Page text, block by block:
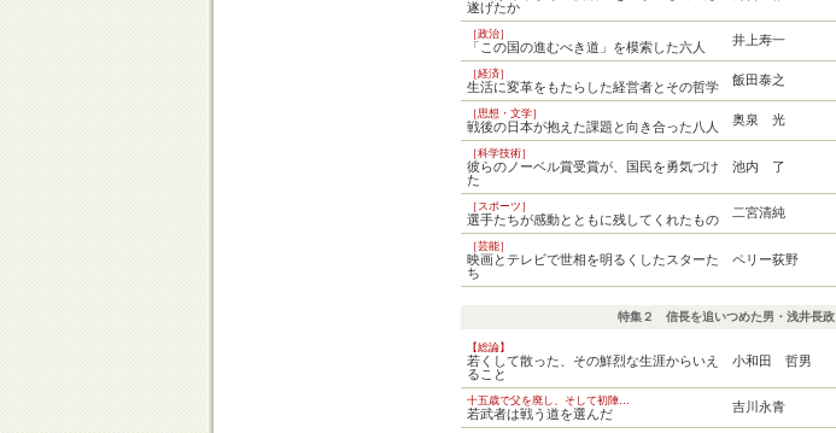
遂げたか
［政治］
「この国の進むべき道」を模索した六人 井上寿一
［経済］
生活に変革をもたらした経営者とその哲学 飯田泰之
［思想・文学］
戦後の日本が抱えた課題と向き合った八人 奥泉 光
［科学技術］
彼らのノーベル賞受賞が、国民を勇気づけ
た
池内 了
［スポーツ］
選手たちが感動とともに残してくれたもの 二宮清純
［芸能］
映画とテレビで世相を明るくしたスターた
ち
ペリー荻野
特集２ 信長を追いつめた男・浅井長政
【総論】
若くして散った、その鮮烈な生涯からいえ
ること
小和田 哲男
十五歳で父を廃し、そして初陣…
若武者は戦う道を選んだ 吉川永青